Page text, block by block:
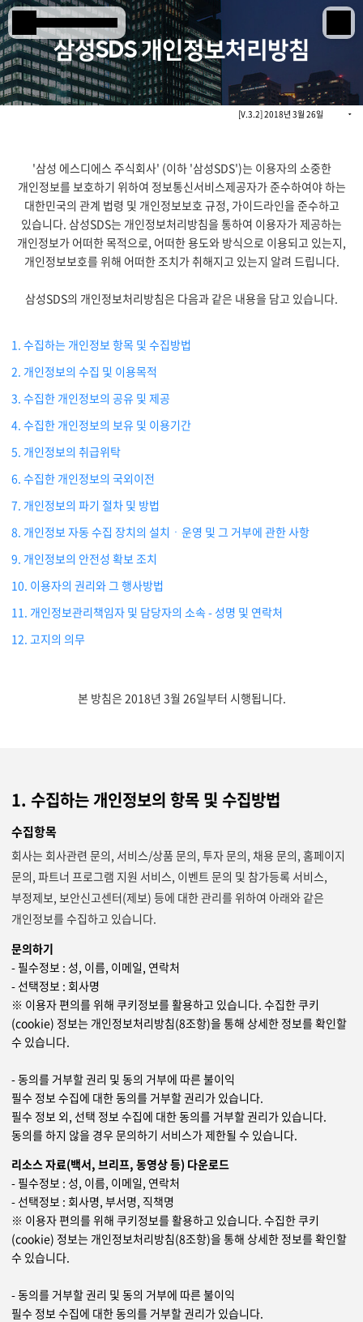
본문 바로 가기
Samsung SDS
IT서비스
비즈니스 솔루션
디지털 혁신
R&D
물류 소개
Cello Square
디지털 물류 서비스
인사이트
인사이트 리포트
리소스
회사정보
투자정보
채용
삼성SDS 개인정보처리방침
[V.3.2] 2018년 3월 26일
'삼성 에스디에스 주식회사' (이하 '삼성SDS')는 이용자의 소중한
개인정보를 보호하기 위하여 정보통신서비스제공자가 준수하여야 하는
대한민국의 관계 법령 및 개인정보보호 규정, 가이드라인을 준수하고
있습니다. 삼성SDS는 개인정보처리방침을 통하여 이용자가 제공하는
개인정보가 어떠한 목적으로, 어떠한 용도와 방식으로 이용되고 있는지,
개인정보보호를 위해 어떠한 조치가 취해지고 있는지 알려 드립니다.
삼성SDS의 개인정보처리방침은 다음과 같은 내용을 담고 있습니다.
1. 수집하는 개인정보 항목 및 수집방법
2. 개인정보의 수집 및 이용목적
3. 수집한 개인정보의 공유 및 제공
4. 수집한 개인정보의 보유 및 이용기간
5. 개인정보의 취급위탁
6. 수집한 개인정보의 국외이전
7. 개인정보의 파기 절차 및 방법
8. 개인정보 자동 수집 장치의 설치ㆍ운영 및 그 거부에 관한 사항
9. 개인정보의 안전성 확보 조치
10. 이용자의 권리와 그 행사방법
11. 개인정보관리책임자 및 담당자의 소속 - 성명 및 연락처
12. 고지의 의무
본 방침은 2018년 3월 26일부터 시행됩니다.
1. 수집하는 개인정보의 항목 및 수집방법
수집항목
회사는 회사관련 문의, 서비스/상품 문의, 투자 문의, 채용 문의, 홈페이지
문의, 파트너 프로그램 지원 서비스, 이벤트 문의 및 참가등록 서비스,
부정제보, 보안신고센터(제보) 등에 대한 관리를 위하여 아래와 같은
개인정보를 수집하고 있습니다.
문의하기
- 필수정보 : 성, 이름, 이메일, 연락처
- 선택정보 : 회사명
※ 이용자 편의를 위해 쿠키정보를 활용하고 있습니다. 수집한 쿠키
(cookie) 정보는 개인정보처리방침(8조항)을 통해 상세한 정보를 확인할
수 있습니다.
- 동의를 거부할 권리 및 동의 거부에 따른 불이익
필수 정보 수집에 대한 동의를 거부할 권리가 있습니다.
필수 정보 외, 선택 정보 수집에 대한 동의를 거부할 권리가 있습니다.
동의를 하지 않을 경우 문의하기 서비스가 제한될 수 있습니다.
리소스 자료(백서, 브리프, 동영상 등) 다운로드
- 필수정보 : 성, 이름, 이메일, 연락처
- 선택정보 : 회사명, 부서명, 직책명
※ 이용자 편의를 위해 쿠키정보를 활용하고 있습니다. 수집한 쿠키
(cookie) 정보는 개인정보처리방침(8조항)을 통해 상세한 정보를 확인할
수 있습니다.
- 동의를 거부할 권리 및 동의 거부에 따른 불이익
필수 정보 수집에 대한 동의를 거부할 권리가 있습니다.